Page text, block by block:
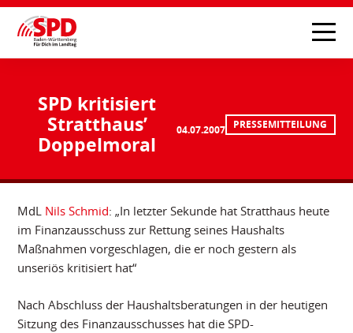
SPD kritisiert
Stratthaus’
Doppelmoral
04.07.2007 PRESSEMITTEILUNG
MdL Nils Schmid: „In letzter Sekunde hat Stratthaus heute
im Finanzausschuss zur Rettung seines Haushalts
Maßnahmen vorgeschlagen, die er noch gestern als
unseriös kritisiert hat“
Nach Abschluss der Haushaltsberatungen in der heutigen
Sitzung des Finanzausschusses hat die SPD-